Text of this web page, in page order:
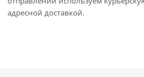
адресной доставкой.